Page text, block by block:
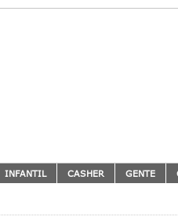
INFANTIL CASHER GENTE